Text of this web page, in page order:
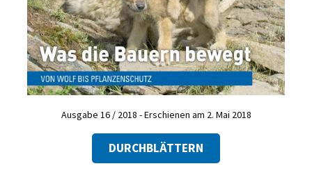
Ausgabe 16 / 2018 - Erschienen am 2. Mai 2018
DURCHBLÄTTERN